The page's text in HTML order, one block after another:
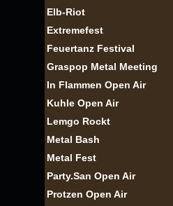
Elb-Riot
Extremefest
Feuertanz Festival
Graspop Metal Meeting
In Flammen Open Air
Kuhle Open Air
Lemgo Rockt
Metal Bash
Metal Fest
Party.San Open Air
Protzen Open Air